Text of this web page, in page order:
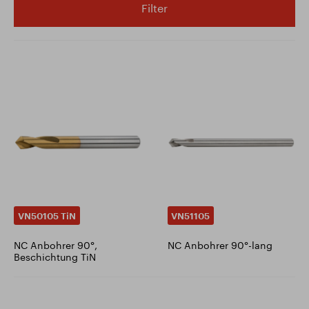
Filter
VN50105 TiN
NC Anbohrer 90°,
Beschichtung TiN
VN51105
NC Anbohrer 90°-lang